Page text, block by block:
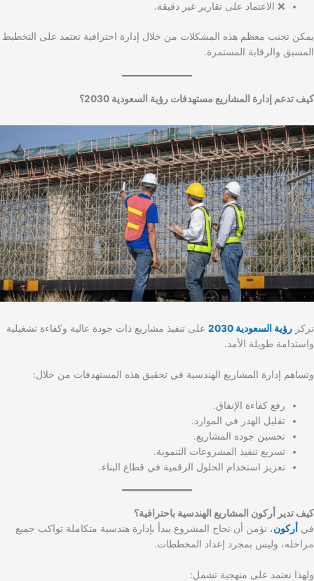
❌ الاعتماد على تقارير غير دقيقة.
يمكن تجنب معظم هذه المشكلات من خلال إدارة احترافية تعتمد على التخطيط
المسبق والرقابة المستمرة.
كيف تدعم إدارة المشاريع مستهدفات رؤية السعودية 2030؟
تركز رؤية السعودية 2030
على تنفيذ مشاريع ذات جودة عالية وكفاءة تشغيلية
واستدامة طويلة الأمد.
وتساهم إدارة المشاريع الهندسية في تحقيق هذه المستهدفات من خلال:
رفع كفاءة الإنفاق.
تقليل الهدر في الموارد.
تحسين جودة المشاريع.
تسريع تنفيذ المشروعات التنموية.
تعزيز استخدام الحلول الرقمية في قطاع البناء.
كيف تدير أركون المشاريع الهندسية باحترافية؟
في أركون، نؤمن أن نجاح المشروع يبدأ بإدارة هندسية متكاملة تواكب جميع
مراحله، وليس بمجرد إعداد المخططات.
ولهذا نعتمد على منهجية تشمل: